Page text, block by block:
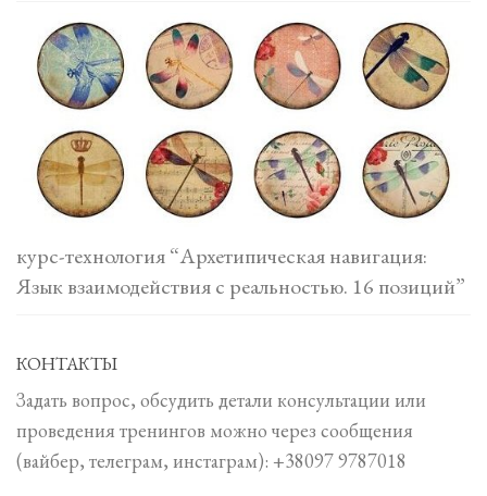
курс-технология “Архетипическая навигация:
Язык взаимодействия с реальностью. 16 позиций”
КОНТАКТЫ
Задать вопрос, обсудить детали консультации или
проведения тренингов можно через сообщения
(вайбер, телеграм, инстаграм): +38097 9787018